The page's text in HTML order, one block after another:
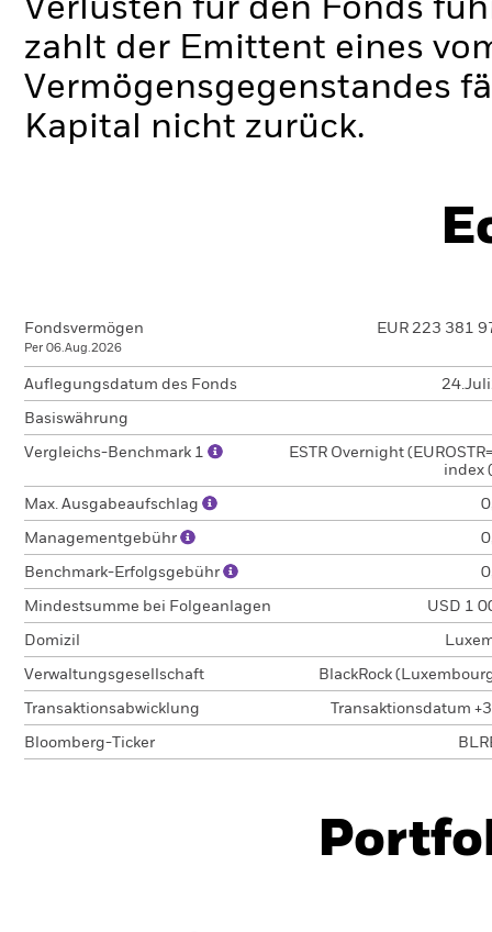
Verlusten für den Fonds
zahlt der Emittent eines
Vermögensgegenstandes
Kapital nicht zurück.
Fondsvermögen
Per 06.Aug.2026
EUR 223 381
Auflegungsdatum des Fonds
Basiswährung
Vergleichs-Benchmark 1
ESTR Overnight
index
Max. Ausgabeaufschlag
Managementgebühr
Benchmark-Erfolgsgebühr
Mindestsumme bei Folgeanlagen USD 1
Domizil
Verwaltungsgesellschaft BlackRock
Transaktionsabwicklung Transaktionsdatum
Bloomberg-Ticker